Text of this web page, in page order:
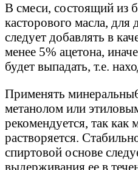
В смеси, состоящий из
касторового масла, для
следует добавлять в
менее 5% ацетона,
будет выпадать, т.е.
Применять
метанолом или
рекомендуется, так как
растворяется.
спиртовой основе
выдерживания ее в